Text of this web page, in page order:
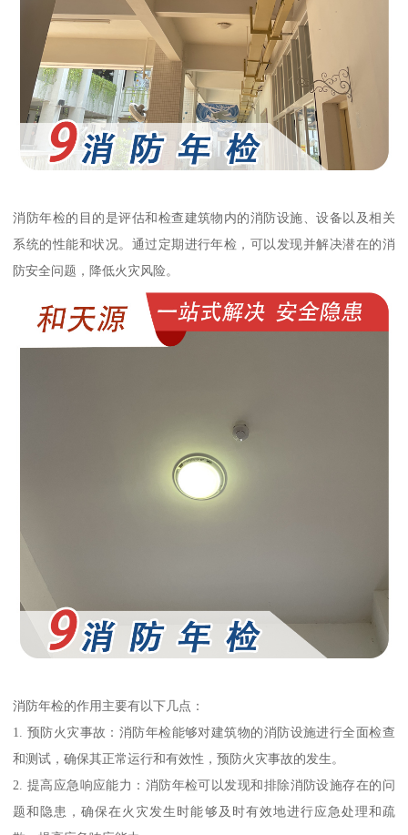
消防年检的目的是评估和检查建筑物内的消防设施、设备以及相关
系统的性能和状况。通过定期进行年检，可以发现并解决潜在的消
防安全问题，降低火灾风险。
消防年检的作用主要有以下几点：
1. 预防火灾事故：消防年检能够对建筑物的消防设施进行全面检查
和测试，确保其正常运行和有效性，预防火灾事故的发生。
2. 提高应急响应能力：消防年检可以发现和排除消防设施存在的问
题和隐患，确保在火灾发生时能够及时有效地进行应急处理和疏